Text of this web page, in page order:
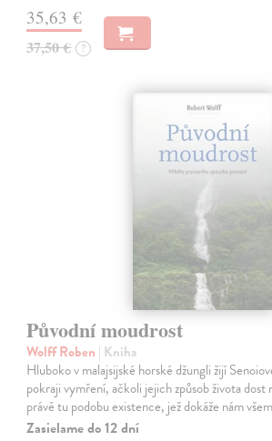
35,63 €
37,50 € ?
Původní moudrost
Wolff Roben | Kniha
Hluboko v malajsijské horské džungli žijí
pokraji vymření, ačkoli jejich způsob života dost
právě tu podobu existence, jež dokáže nám
Zasielame do 12 dní